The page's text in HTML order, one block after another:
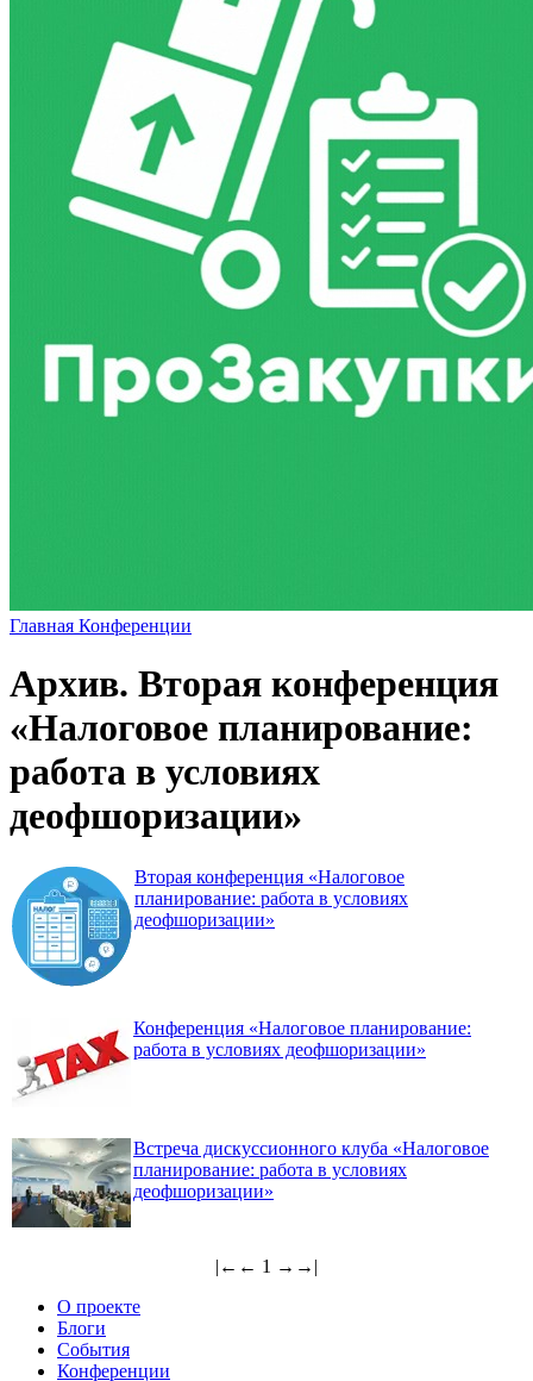
Главная Конференции
Архив. Вторая конференция
«Налоговое планирование:
работа в условиях
деофшоризации»
Вторая конференция «Налоговое
планирование: работа в условиях
деофшоризации»
Конференция «Налоговое планирование:
работа в условиях деофшоризации»
Встреча дискуссионного клуба «Налоговое
планирование: работа в условиях
деофшоризации»
|← ← 1 → →|
О проекте
Блоги
События
Конференции